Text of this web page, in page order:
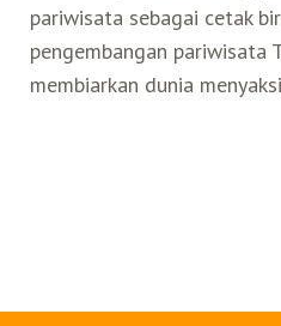
pariwisata sebagai cetak
pengembangan pariwisata
membiarkan dunia